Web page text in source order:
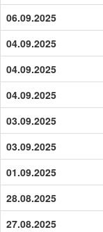
06.09.2025
04.09.2025
04.09.2025
04.09.2025
03.09.2025
03.09.2025
01.09.2025
28.08.2025
27.08.2025